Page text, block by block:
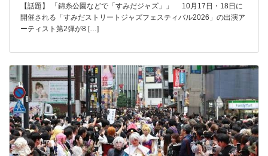
【話題】 「錦糸公園などで「すみだジャズ」」 10月17日・18日に
開催される「すみだストリートジャズフェスティバル2026」の出演ア
ーティスト第2弾が8 […]